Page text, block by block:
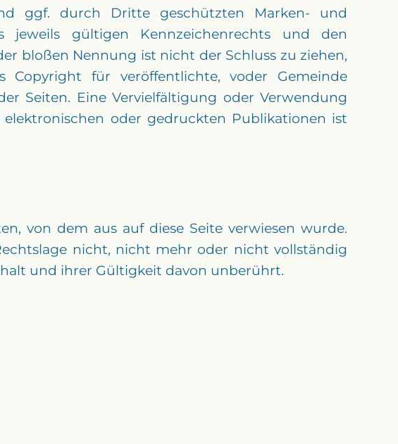
ggf. durch Dritte geschützten Marken- und
jeweils gültigen Kennzeichenrechts und den
bloßen Nennung ist nicht der Schluss zu ziehen,
für veröffentlichte, voder Gemeinde
Seiten. Eine Vervielfältigung oder Verwendung
oder gedruckten Publikationen ist
von dem aus auf diese Seite verwiesen wurde.
nicht, nicht mehr oder nicht vollständig
und ihrer Gültigkeit davon unberührt.